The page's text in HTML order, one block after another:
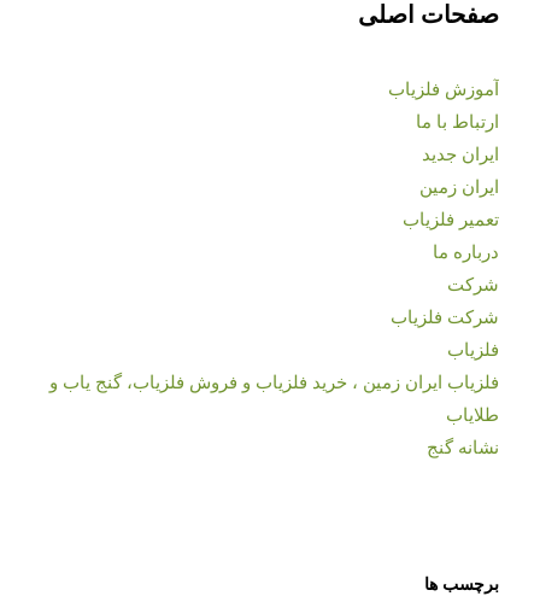
صفحات اصلی
آموزش فلزیاب
ارتباط با ما
ایران جدید
ایران زمین
تعمیر فلزیاب
درباره ما
شرکت
شرکت فلزیاب
فلزیاب
فلزیاب ایران زمین ، خرید فلزیاب و فروش فلزیاب، گنج یاب و
طلایاب
نشانه گنج
برچسب ها